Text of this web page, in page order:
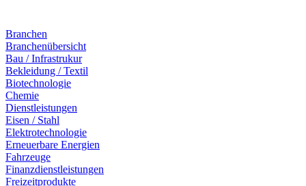
Branchen
Branchenübersicht
Bau / Infrastrukur
Bekleidung / Textil
Biotechnologie
Chemie
Dienstleistungen
Eisen / Stahl
Elektrotechnologie
Erneuerbare Energien
Fahrzeuge
Finanzdienstleistungen
Freizeitprodukte